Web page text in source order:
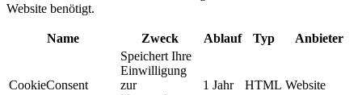
Website benötigt.
Name Zweck Ablauf Typ Anbieter
CookieConsent
Speichert Ihre
Einwilligung
zur
1 Jahr HTML Website